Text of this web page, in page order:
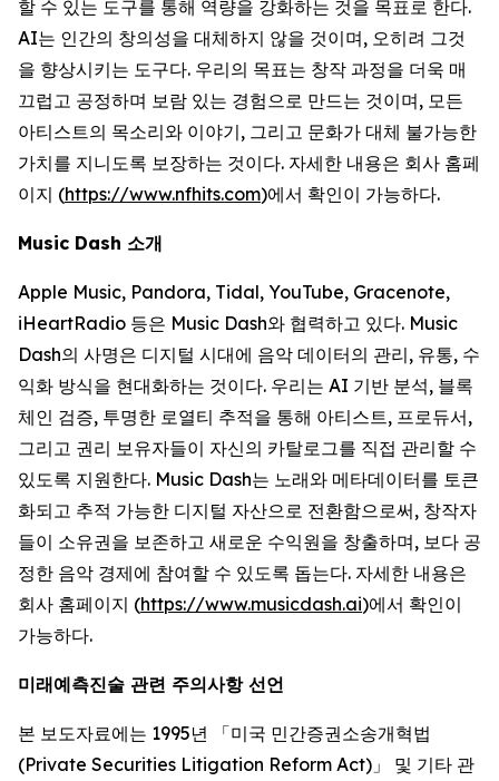
할 수 있는 도구를 통해 역량을 강화하는 것을 목표로 한다.
AI는 인간의 창의성을 대체하지 않을 것이며, 오히려 그것
을 향상시키는 도구다. 우리의 목표는 창작 과정을 더욱 매
끄럽고 공정하며 보람 있는 경험으로 만드는 것이며, 모든
아티스트의 목소리와 이야기, 그리고 문화가 대체 불가능한
가치를 지니도록 보장하는 것이다. 자세한 내용은 회사 홈페
이지 (https://www.nfhits.com)에서 확인이 가능하다.
Music Dash 소개
Apple Music, Pandora, Tidal, YouTube, Gracenote,
iHeartRadio 등은 Music Dash와 협력하고 있다. Music
Dash의 사명은 디지털 시대에 음악 데이터의 관리, 유통, 수
익화 방식을 현대화하는 것이다. 우리는 AI 기반 분석, 블록
체인 검증, 투명한 로열티 추적을 통해 아티스트, 프로듀서,
그리고 권리 보유자들이 자신의 카탈로그를 직접 관리할 수
있도록 지원한다. Music Dash는 노래와 메타데이터를 토큰
화되고 추적 가능한 디지털 자산으로 전환함으로써, 창작자
들이 소유권을 보존하고 새로운 수익원을 창출하며, 보다 공
정한 음악 경제에 참여할 수 있도록 돕는다. 자세한 내용은
회사 홈페이지 (https://www.musicdash.ai)에서 확인이
가능하다.
미래예측진술 관련 주의사항 선언
본 보도자료에는 1995년 「미국 민간증권소송개혁법
(Private Securities Litigation Reform Act)」 및 기타 관